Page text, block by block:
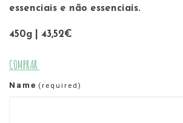
essenciais e não essenciais.
450g | 43,52€
COMPRAR
Name (required)